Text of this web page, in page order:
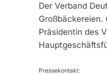
Der Verband
Großbäckereien.
Präsidentin des
Pressekontakt: